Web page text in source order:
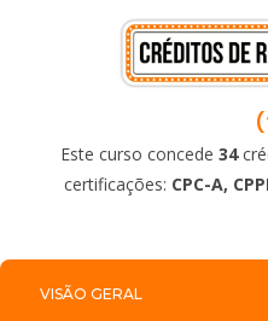
Este curso concede 34
certificações: CPC-A,
VISÃO GERAL